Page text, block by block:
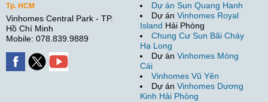
Tp. HCM
Vinhomes Central Park - TP.
Hồ Chí Minh
Mobile: 078.839.9889
Dự án Sun Quang Hanh
Dự án Vinhomes Royal
Island Hải Phòng
Chung Cư Sun Bãi Cháy
Hạ Long
Dự án Vinhomes Móng
Cái
Vinhomes Vũ Yên
Dự án Vinhomes Dương
Kinh Hải Phòng